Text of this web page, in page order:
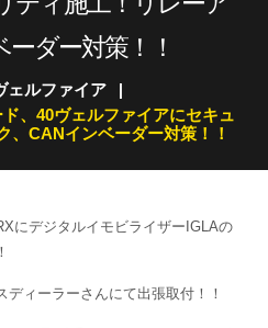
ダー対策！！
ェルファイア
、40ヴェルファイアにセキュ
、CANインベーダー対策！！
にデジタルイモビライザーIGLAの
ディーラーさんにて出張取付！！